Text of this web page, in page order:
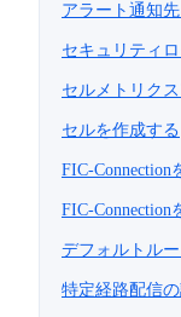
アラート通知
セキュリティ
セルメトリク
セルを作成する
FIC-Connection
FIC-Connection
デフォルトル
特定経路配信